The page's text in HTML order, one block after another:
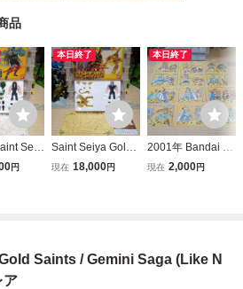
品
Seiy
Saint /
円
本日終了
Saint Seiya Gold
Saint - Scorpion M
現在 18,000円
本日終了
2001年 Bandai Sa
int Seiya Complet
現在 2,000円
Saints / Gemini Saga (Like N
ア